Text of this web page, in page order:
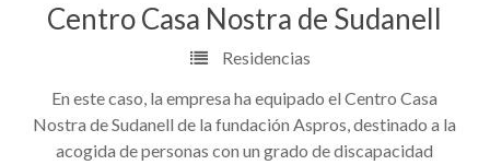
Centro Casa Nostra de Sudanell
Residencias
En este caso, la empresa ha equipado el Centro Casa
Nostra de Sudanell de la fundación Aspros, destinado a la
acogida de personas con un grado de discapacidad